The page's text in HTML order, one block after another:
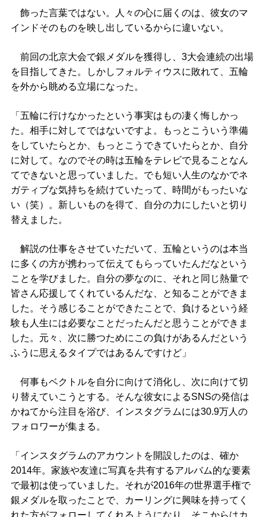
飾った言葉ではない。人々の心に届くのは、彼女のマ
インドそのものを映し出しているからに違いない。
前回の北京大会で銀メダルを獲得し、3大会連続の出場
を目指してきた。しかしフォルティウスに敗れて、五輪
を外から眺める立場になった。
「五輪に行けなかったという事実はもの凄く悔しかっ
た。相手に対してではないですよ。もっとこういう準備
をしていたらとか、もっとこうできていたらとか、自分
に対して。なのでその時は五輪をテレビで見ることなん
てできないと思っていました。でも短い人生のなかでネ
ガティブな気持ちを続けていたって、時間がもったいな
い（笑）。新しいものを得て、自分の力にしたいと切り
替えました。
解説の仕事をさせていただいて、五輪というのは本当
に多くの方が携わって伝えてもらっていたんだなという
ことを学びました。自分の夢なのに、それと同じ熱量で
皆さん応援してくれているんだな、と知ることができま
した。そう感じることができたことで、負けるという経
験も人生には必要なことだったんだと思うことができま
した。元々、次に勝つためにこの負けがあるんだという
ふうに思えるタイプではあるんですけど」
何事もベクトルを自分に向けて消化し、次に向けて切
り替えていこうとする。そんな彼女によるSNSの発信は
かねてから注目を浴び、インスタグラムには30.9万人の
フォロワーが集まる。
「インスタグラムのアカウントを開設したのは、確か
2014年。家族や友達に写真を共有するアルバム的な要素
で最初は使っていました。それが2016年の世界選手権で
銀メダルを取ったことで、カーリングに興味を持ってく
れた方がフォローしてくれるようになり、そこからはカ